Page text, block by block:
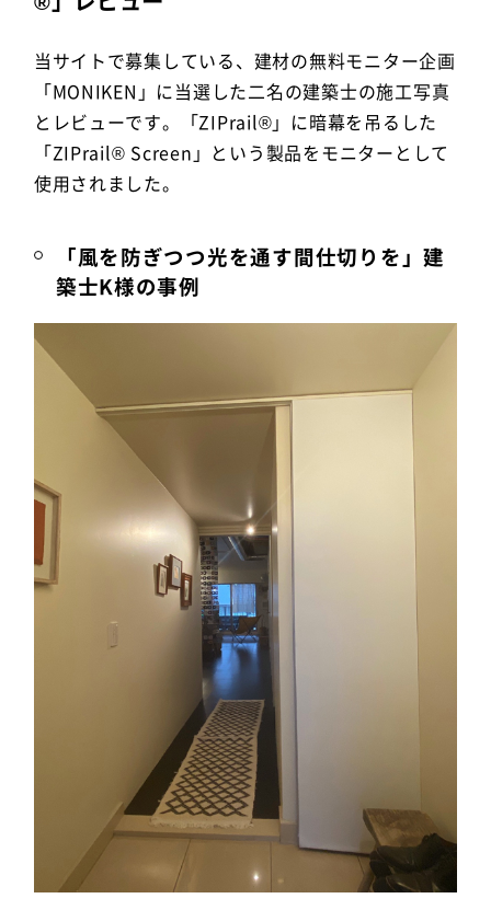
当サイトで募集している、建材の無料モニター企画
「MONIKEN」に当選した二名の建築士の施工写真
とレビューです。「ZIPrail®」に暗幕を吊るした
「ZIPrail® Screen」という製品をモニターとして
使用されました。
「風を防ぎつつ光を通す間仕切りを」建
築士K様の事例